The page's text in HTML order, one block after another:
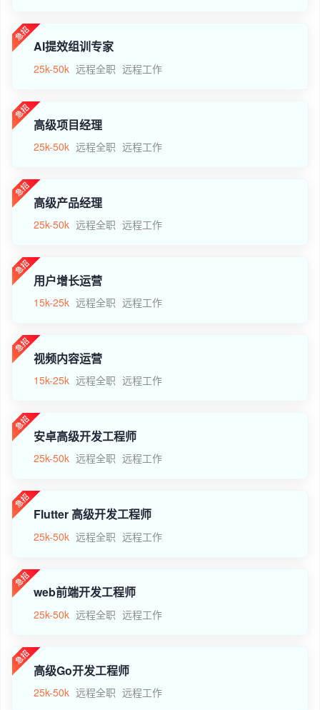
AI提效组训专家
25k-50k 远程全职 远程工作
高级项目经理
25k-50k 远程全职 远程工作
高级产品经理
25k-50k 远程全职 远程工作
用户增长运营
15k-25k 远程全职 远程工作
视频内容运营
15k-25k 远程全职 远程工作
安卓高级开发工程师
25k-50k 远程全职 远程工作
Flutter 高级开发工程师
25k-50k 远程全职 远程工作
web前端开发工程师
25k-50k 远程全职 远程工作
高级Go开发工程师
25k-50k 远程全职 远程工作